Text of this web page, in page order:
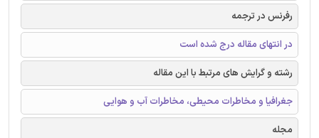
رفرنس در ترجمه
در انتهای مقاله درج شده است
رشته و گرایش های مرتبط با این مقاله
جغرافیا و مخاطرات محیطی، مخاطرات آب و هوایی
مجله